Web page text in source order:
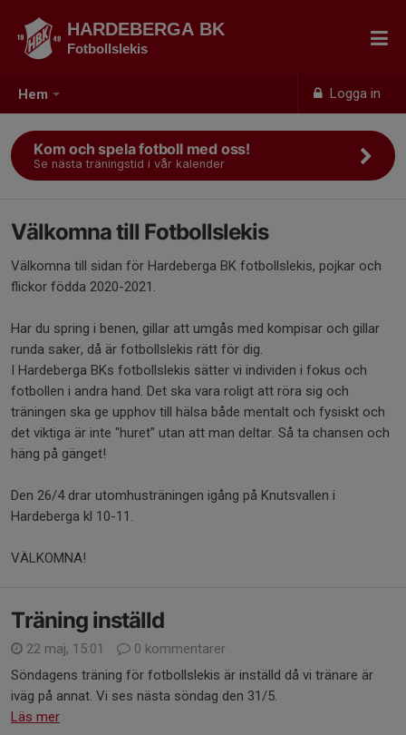
Hem Logga in
HARDEBERGA BK
Fotbollslekis
Kom och spela fotboll med oss!
Se nästa träningstid i vår kalender
Välkomna till Fotbollslekis
Välkomna till sidan för Hardeberga BK fotbollslekis, pojkar och
flickor födda 2020-2021.
Har du spring i benen, gillar att umgås med kompisar och gillar
runda saker, då är fotbollslekis rätt för dig.
I Hardeberga BKs fotbollslekis sätter vi individen i fokus och
fotbollen i andra hand. Det ska vara roligt att röra sig och
träningen ska ge upphov till hälsa både mentalt och fysiskt och
det viktiga är inte "huret" utan att man deltar. Så ta chansen och
häng på gänget!
Den 26/4 drar utomhusträningen igång på Knutsvallen i
Hardeberga kl 10-11.
VÄLKOMNA!
Träning inställd
22 maj, 15:01
0 kommentarer
Söndagens träning för fotbollslekis är inställd då vi tränare är
iväg på annat. Vi ses nästa söndag den 31/5.
Läs mer